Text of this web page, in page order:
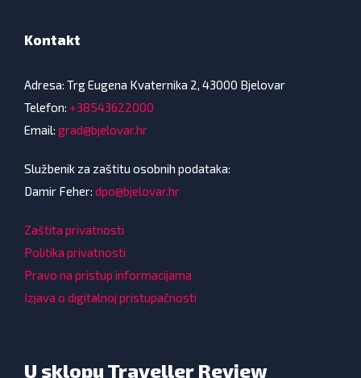
Kontakt
Adresa: Trg Eugena Kvaternika 2, 43000 Bjelovar
Telefon: +38543622000
Email: grad@bjelovar.hr
Službenik za zaštitu osobnih podataka:
Damir Feher: dpo@bjelovar.hr
Zaštita privatnosti
Politika privatnosti
Pravo na pristup informacijama
Izjava o digitalnoj pristupačnosti
U sklopu Traveller Review